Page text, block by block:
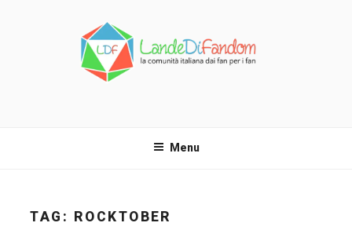
Menu
TAG: ROCKTOBER